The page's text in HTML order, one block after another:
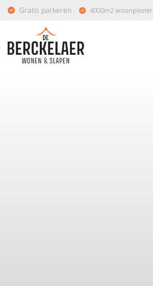
Gratis parkeren 4000m2 woonplezier